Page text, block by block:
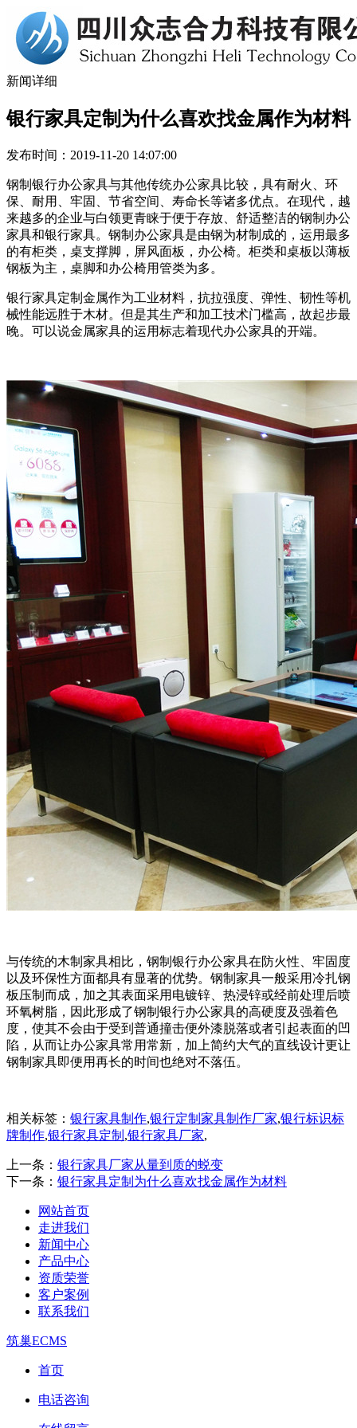
新闻详细
银行家具定制为什么喜欢找金属作为材料
发布时间：2019-11-20 14:07:00
钢制银行办公家具与其他传统办公家具比较，具有耐火、环
保、耐用、牢固、节省空间、寿命长等诸多优点。在现代，越
来越多的企业与白领更青睐于便于存放、舒适整洁的钢制办公
家具和银行家具。钢制办公家具是由钢为材制成的，运用最多
的有柜类，桌支撑脚，屏风面板，办公椅。柜类和桌板以薄板
钢板为主，桌脚和办公椅用管类为多。
银行家具定制金属作为工业材料，抗拉强度、弹性、韧性等机
械性能远胜于木材。但是其生产和加工技术门槛高，故起步最
晚。可以说金属家具的运用标志着现代办公家具的开端。
与传统的木制家具相比，钢制银行办公家具在防火性、牢固度
以及环保性方面都具有显著的优势。钢制家具一般采用冷扎钢
板压制而成，加之其表面采用电镀锌、热浸锌或经前处理后喷
环氧树脂，因此形成了钢制银行办公家具的高硬度及强着色
度，使其不会由于受到普通撞击便外漆脱落或者引起表面的凹
陷，从而让办公家具常用常新，加上简约大气的直线设计更让
钢制家具即便用再长的时间也绝对不落伍。
相关标签： 银行家具制作,银行定制家具制作厂家,银行标识标
牌制作,银行家具定制 ,银行家具厂家,
上一条： 银行家具厂家从量到质的蜕变
下一条： 银行家具定制为什么喜欢找金属作为材料
网站首页
走进我们
新闻中心
产品中心
资质荣誉
客户案例
联系我们
筑巢ECMS
首页
电话咨询